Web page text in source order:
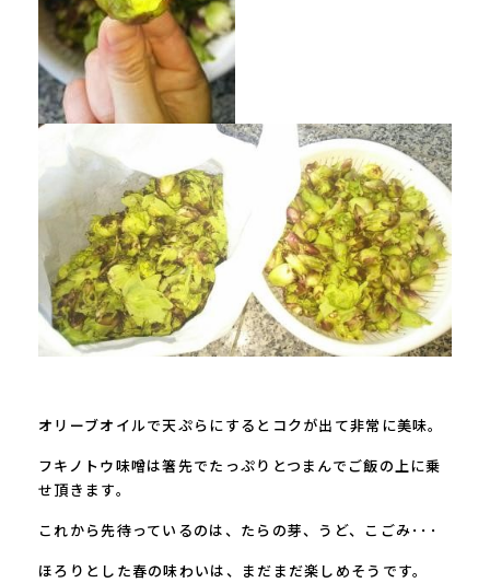
オリーブオイルで天ぷらにするとコクが出て非常に美味。
フキノトウ味噌は箸先でたっぷりとつまんでご飯の上に乗
せ頂きます。
これから先待っているのは、たらの芽、うど、こごみ･･･
ほろりとした春の味わいは、まだまだ楽しめそうです。